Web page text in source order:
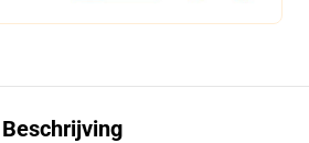
Beschrijving